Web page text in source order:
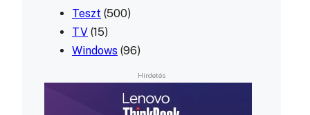
Teszt (500)
TV (15)
Windows (96)